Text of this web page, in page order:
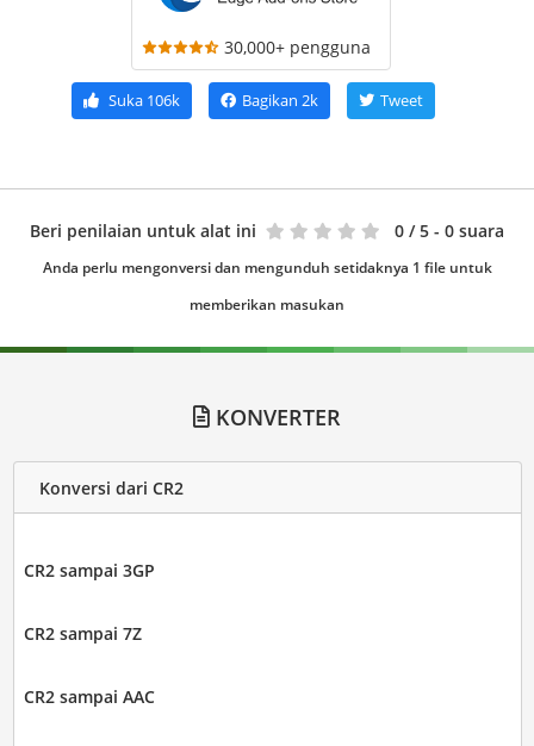
30,000+ pengguna
Suka106k Bagikan 2k Tweet
Beri penilaian untuk alat ini 0 / 5 - 0 suara
Anda perlu mengonversi dan mengunduh setidaknya 1 file untuk
memberikan masukan
KONVERTER
Konversi dari CR2
CR2 sampai 3GP
CR2 sampai 7Z
CR2 sampai AAC